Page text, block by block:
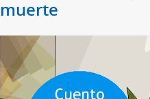
muerte